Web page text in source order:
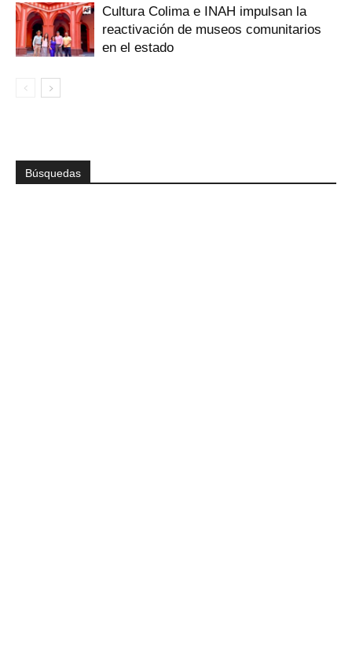
Cultura Colima e INAH impulsan la
reactivación de museos comunitarios
en el estado
Búsquedas